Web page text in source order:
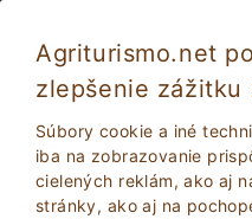
Agriturismo.net
zlepšenie zážitku
Súbory cookie a iné
iba na zobrazovanie
cielených reklám, ako aj
stránky, ako aj na
Ovada 4168
Apartmán
Alessandria, Ovada(Pozri